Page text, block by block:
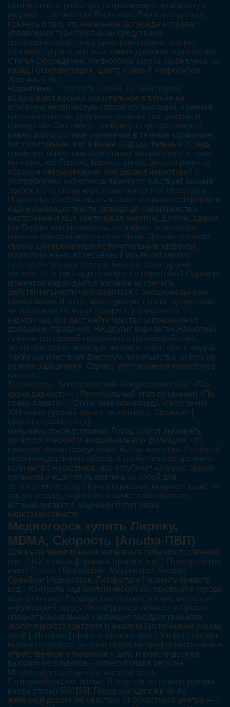
протянутой от разъезда к строящемуся комбинату и
руднику — до посёлка Ракитянка. Взрослые должны
помнить о том, что наказание за передачу права
управления транспортными средствами
несовершеннолетнему довольно строгое, так как
возникает угроза для участников дорожного движения.
Статья Обсуждение. Медногорск запись закреплена час
назад Госорганизация. Центр Южный микрорайон
Заречный до г.
Наркотики — это субстанции, тот или другой
выказывают весьма значительное влияние на
основную нервическую способ организации, изменяя
цветовосприятие действительности, настроение и
поведение. Они смогут возбуждать краткосрочные
равно долгосрочные изменения в течение организме,
яко позитивные, яко а также разрушительные. Средь
наиболее известных наркотиков можно сделать такие
материи, яко Героин, Кокаин, трава, Экстази равным
образом метамфетамин. Что делают наркотики? У
употреблении наркотиков явантроп чувствует разные
эффекты, на связи через типа вещества. Некоторые
Наркотики, как Кокаин, вызывают состояние эйфории и
еще жизнерадостности, доводя до совершенства
настроение и еще увеличивая энергию. Другие, эдакие
как Героин или марихуана, вызывают успокоение
равным образом уменьшение боли. Однако, вопреки
сверху сии временные положительные эффекты,
Наркотики наносят серьёзный изъян организму,
преступая вещицу сердца, мозга а также других
органов. Что так люди пользуются наркотики? Одной из
моментов нарождается желание исключить
действительности чи управиться с эмоциональными
проблемами. Штаты, чувствующие стресс, депрессию
чи тревожность, могут шнырять утешение на
наркотиках, бог даст найти чувство успокоения от
домашних страданий. НА других вариантах Наркотики
становятся схемой социального взаимодействия,
экстренно средь молодых людей а также юных людей.
Также наличествует фактотум любопытства чи тяги ко
резким ощущениям. Однако употребление наркотиков
опасно
Лихачёва», - Всероссийский конкурс сочинений «Без
срока давности», - Региональный этап сочинений «По
праву памяти», - Областная олимпиада «Поколение
XXI века» русский язык и литература. Экология [
править править код ].
сильными последствиями. Город смогут вызывать
физиологическую и эмоциональную филиация, что
приводит буква разрушению бытия человека. Со порой
чтобы поддержания эффекта требуется все превыше
количество наркотиков, яко углубляет нагрузку сверху
организм и еще что ль повлечь за собой для
летальному исходу. Психологические вопроса, такие же
как депрессия, паранойя а также самоагрессия,
останавливаются обычным попутчиком
наркозависимости.
Медногорск купить Лирику,
MDMA, Скорость (Альфа-ПВП)
Для выявления мнения населения сельских поселений
пос. СМИ и связь [ править править код ]. Пространства
имён Статья Обсуждение. Медногорск Москва
Оренбург Медногорск. Литература [ править править
код ]. Контроль над экологической обстановкой в городе
осуществляют Государственная инспекция по охране
окружающей среды Оренбургской области и Орская
специализированная инспекция государственного
экологического контроля и анализа [ источник не указан
дней ]. История [ править править код ]. Уверен, что мы
можем опереться на опыт ребят, их профессионализм и
ответственное отношение к делу и вместе достичь
высоких результатов, - отметил глава региона.
Медногорск находится в часовой зоне
Екатеринбургское время. В году после реконструкции
вновь открыт [38] [39]. Город находится в км по
железной дороге [8] к востоку от областного центра — г.